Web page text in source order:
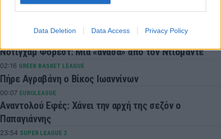
Data Deletion Data Access Privacy Policy
Νότιγχαμ Φόρεστ: Μία «ανάσα» από τον Ντιομαντέ
02:16 GREEK BASKET LEAGUE
Πήρε Αγραβάνη ο Βίκος Ιωαννίνων
00:07 EUROLEAGUE
Αναντολού Εφές: Χάνει την αρχή της σεζόν ο
Παπαγιάννης
23:54 SUPER LEAGUE 2